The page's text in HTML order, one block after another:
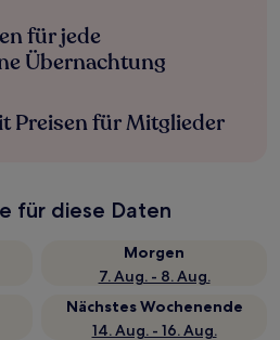
für jede
Übernachtung
Preisen für Mitglieder
für diese Daten
Morgen
7. Aug. - 8. Aug.
Nächstes Wochenende
14. Aug. - 16. Aug.